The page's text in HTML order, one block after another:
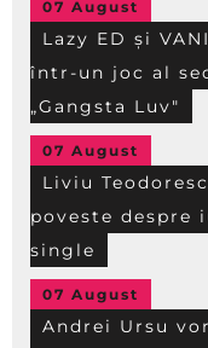
07 August
Lazy ED și
într-un joc al
„Gangsta Luv"
07 August
Liviu
poveste despre
single
07 August
Andrei Ursu